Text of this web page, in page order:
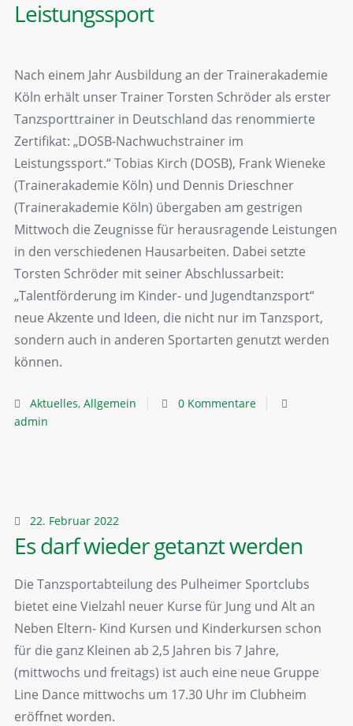
Leistungssport
Nach einem Jahr Ausbildung an der Trainerakademie
Köln erhält unser Trainer Torsten Schröder als erster
Tanzsporttrainer in Deutschland das renommierte
Zertifikat: „DOSB-Nachwuchstrainer im
Leistungssport.“ Tobias Kirch (DOSB), Frank Wieneke
(Trainerakademie Köln) und Dennis Drieschner
(Trainerakademie Köln) übergaben am gestrigen
Mittwoch die Zeugnisse für herausragende Leistungen
in den verschiedenen Hausarbeiten. Dabei setzte
Torsten Schröder mit seiner Abschlussarbeit:
„Talentförderung im Kinder- und Jugendtanzsport“
neue Akzente und Ideen, die nicht nur im Tanzsport,
sondern auch in anderen Sportarten genutzt werden
können.
Aktuelles,Allgemein
0 Kommentare
admin
22. Februar 2022
Es darf wieder getanzt werden
Die Tanzsportabteilung des Pulheimer Sportclubs
bietet eine Vielzahl neuer Kurse für Jung und Alt an
Neben Eltern- Kind Kursen und Kinderkursen schon
für die ganz Kleinen ab 2,5 Jahren bis 7 Jahre,
(mittwochs und freitags) ist auch eine neue Gruppe
Line Dance mittwochs um 17.30 Uhr im Clubheim
eröffnet worden.